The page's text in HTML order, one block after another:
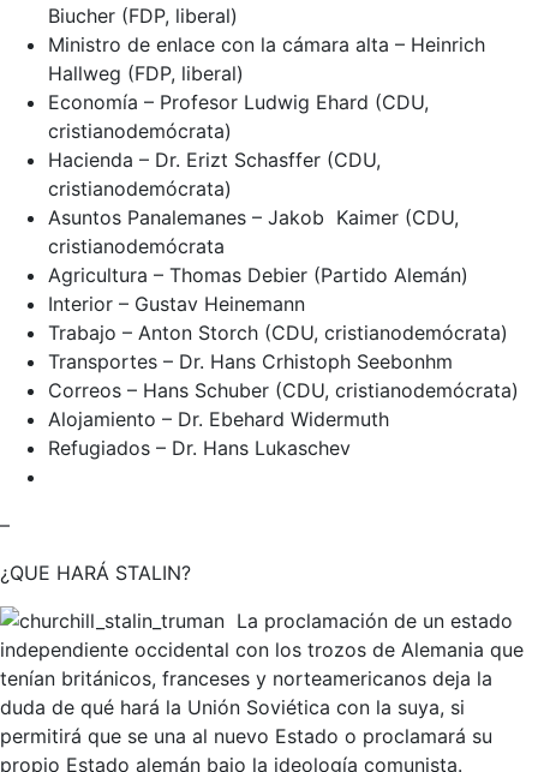
Biucher (FDP, liberal)
Ministro de enlace con la cámara alta – Heinrich
Hallweg (FDP, liberal)
Economía – Profesor Ludwig Ehard (CDU,
cristianodemócrata)
Hacienda – Dr. Erizt Schasffer (CDU,
cristianodemócrata)
Asuntos Panalemanes – Jakob Kaimer (CDU,
cristianodemócrata
Agricultura – Thomas Debier (Partido Alemán)
Interior – Gustav Heinemann
Trabajo – Anton Storch (CDU, cristianodemócrata)
Transportes – Dr. Hans Crhistoph Seebonhm
Correos – Hans Schuber (CDU, cristianodemócrata)
Alojamiento – Dr. Ebehard Widermuth
Refugiados – Dr. Hans Lukaschev
–
¿QUE HARÁ STALIN?
La proclamación de un estado
independiente occidental con los trozos de Alemania que
tenían británicos, franceses y norteamericanos deja la
duda de qué hará la Unión Soviética con la suya, si
permitirá que se una al nuevo Estado o proclamará su
propio Estado alemán bajo la ideología comunista.